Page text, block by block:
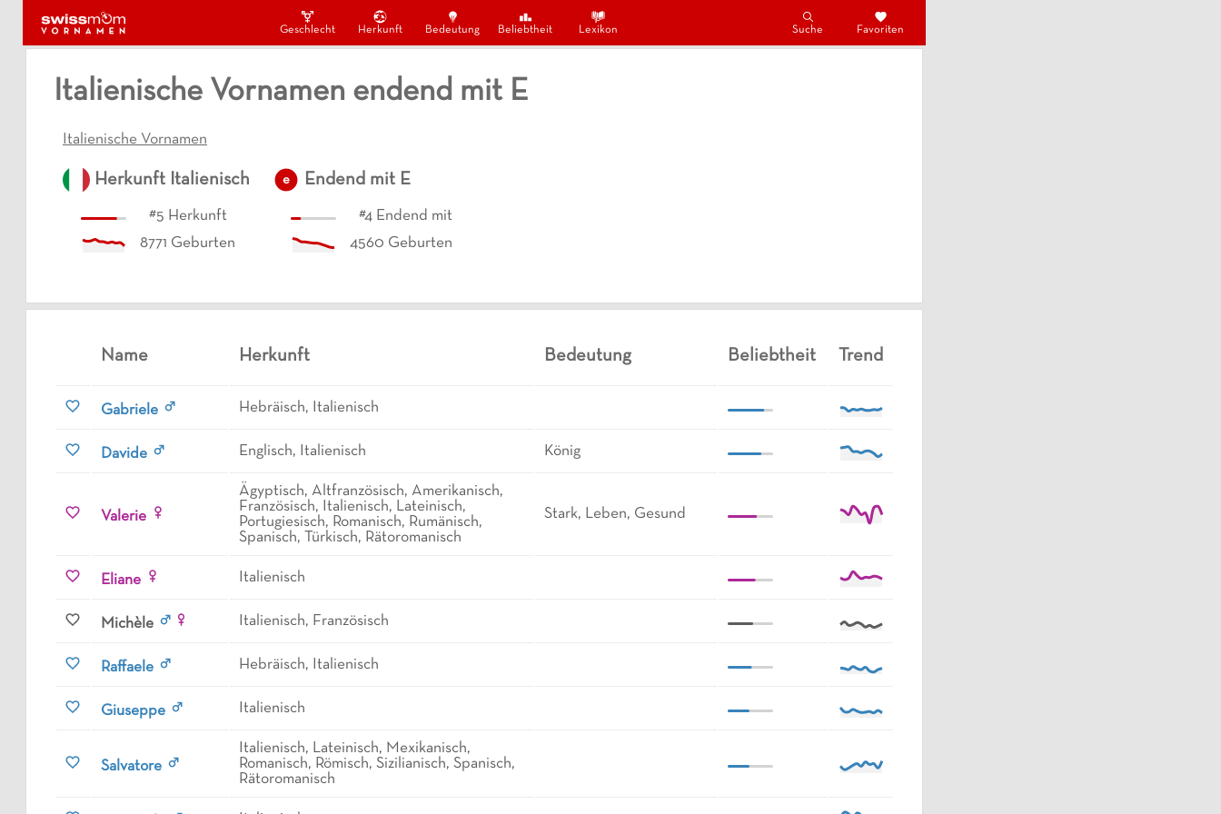
Geschlecht Herkunft Bedeutung Beliebtheit Lexikon Suche Favoriten
Italienische Vornamen endend mit E
Italienische Vornamen
Herkunft Italienisch
#5 Herkunft
8771 Geburten
e Endend mit E
#4 Endend mit
4560 Geburten
Name Herkunft Bedeutung Beliebtheit Trend
Gabriele Hebräisch, Italienisch
Davide Englisch, Italienisch König
Valerie
Ägyptisch, Altfranzösisch, Amerikanisch,
Französisch, Italienisch, Lateinisch,
Portugiesisch, Romanisch, Rumänisch,
Spanisch, Türkisch, Rätoromanisch
Stark, Leben, Gesund
Eliane Italienisch
Michèle Italienisch, Französisch
Raffaele Hebräisch, Italienisch
Giuseppe Italienisch
Salvatore
Italienisch, Lateinisch, Mexikanisch,
Romanisch, Römisch, Sizilianisch, Spanisch,
Rätoromanisch